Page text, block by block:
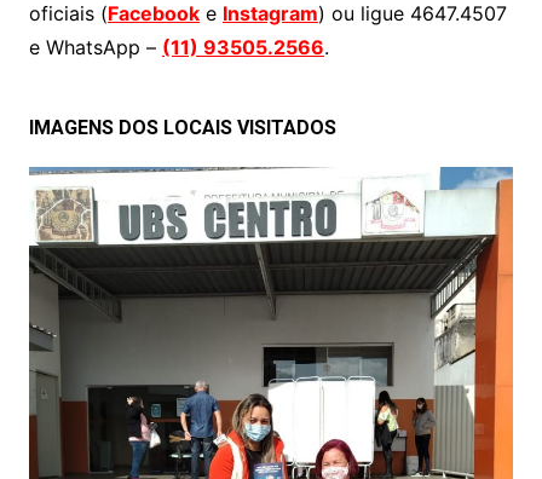
oficiais (Facebooke Instagram) ou ligue 4647.4507
e WhatsApp – (11) 93505.2566.
IMAGENS DOS LOCAIS VISITADOS